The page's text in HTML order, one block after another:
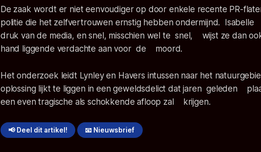
De zaak wordt er niet eenvoudiger op door enkele recente PR-
politie die het zelfvertrouwen ernstig hebben ondermijnd.
druk van de media, en snel, misschien wel te snel, wijst ze dan
hand liggende verdachte aan voor de moord.
Het onderzoek leidt Lynley en Havers intussen naar het
oplossing lijkt te liggen in een geweldsdelict dat jaren geleden
een even tragische als schokkende afloop zal krijgen.
📢 Deel dit artikel! 📧 Nieuwsbrief